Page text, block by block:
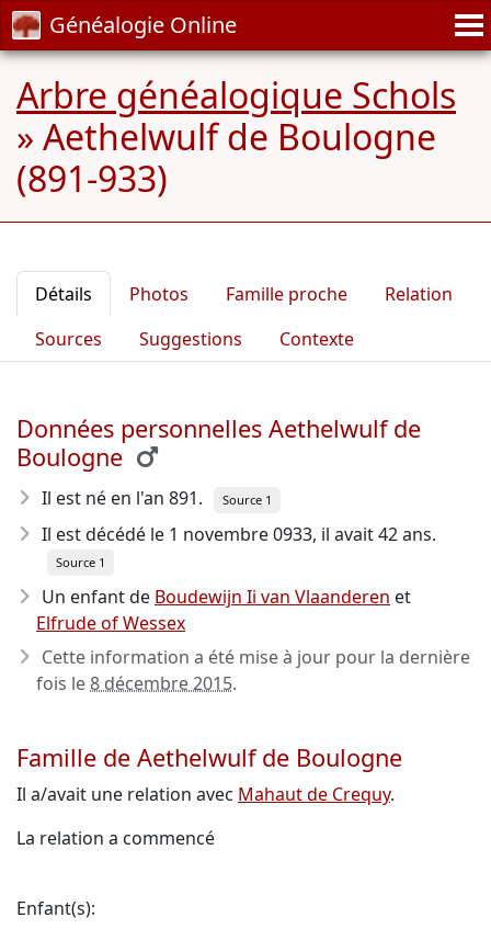
Généalogie Online
Arbre généalogique Schols
» Aethelwulf de Boulogne
(891-933)
Détails Photos Famille proche
Relation
Sources
Suggestions Contexte
Données personnelles Aethelwulf de
Boulogne
Il est né en l'an 891. Source 1
Il est décédé le 1 novembre 0933, il avait 42 ans.
Source 1
Un enfant de Boudewijn Ii van Vlaanderen et
Elfrude of Wessex
Cette information a été mise à jour pour la dernière
fois le8 décembre 2015.
Famille de Aethelwulf de Boulogne
Il a/avait une relation avec Mahaut de Crequy.
La relation a commencé
Enfant(s):